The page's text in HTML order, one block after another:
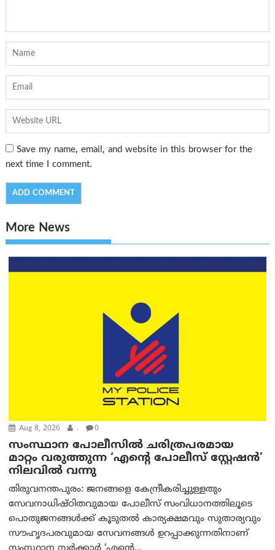
Save my name, email, and website in this browser for the
next time I comment.
More News
Aug 8, 2026 . 0
സംസ്ഥാന പോലീസിൽ ചരിത്രപരമായ
മാറ്റം വരുത്തുന്ന ‘എന്റെ പോലീസ് സ്റ്റേഷൻ’
നിലവില്‍ വന്നു
തിരുവനന്തപുരം: ജനങ്ങളെ കേന്ദ്രീകരിച്ചുള്ളതും
സേവനാധിഷ്ഠിതവുമായ പോലീസ് സംവിധാനത്തിലൂടെ
പൊതുജനങ്ങൾക്ക് കൂടുതൽ കാര്യക്ഷമവും സുതാര്യവും
സൗഹൃദപരവുമായ സേവനങ്ങൾ ഉറപ്പാക്കുന്നതിനാണ്